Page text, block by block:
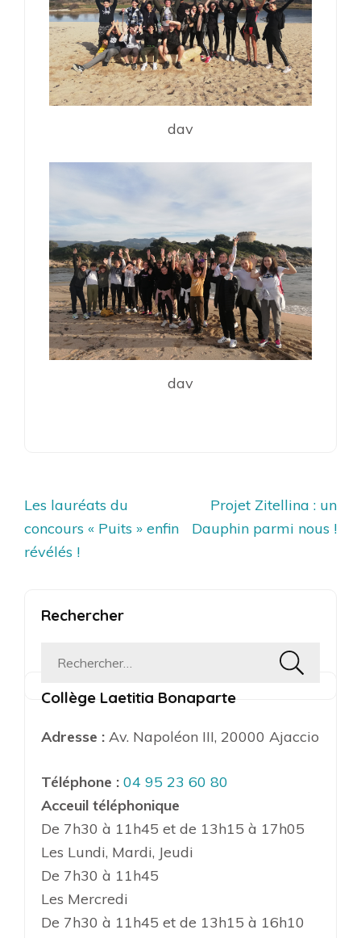
dav
dav
Navigation
de
l’article
Les lauréats du
concours « Puits » enfin
révélés !
Projet Zitellina : un
Dauphin parmi nous !
Rechercher
Rechercher :
Collège Laetitia Bonaparte
Adresse : Av. Napoléon III, 20000 Ajaccio
Téléphone : 04 95 23 60 80
Acceuil téléphonique
De 7h30 à 11h45 et de 13h15 à 17h05
Les Lundi, Mardi, Jeudi
De 7h30 à 11h45
Les Mercredi
De 7h30 à 11h45 et de 13h15 à 16h10